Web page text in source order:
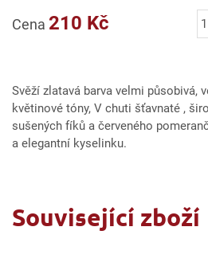
Cena 210 Kč
Svěží zlatavá barva velmi působivá,
květinové tóny, V chuti šťavnaté ,
sušených fíků a červeného
a elegantní kyselinku.
Související zboží